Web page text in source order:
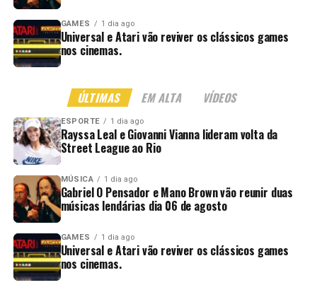
GAMES 1 dia ago
Universal e Atari vão reviver os clássicos games
nos cinemas.
ÚLTIMAS EM ALTA VÍDEOS
ESPORTE 1 dia ago
Rayssa Leal e Giovanni Vianna lideram volta da
Street League ao Rio
MÚSICA 1 dia ago
Gabriel O Pensador e Mano Brown vão reunir duas
músicas lendárias dia 06 de agosto
GAMES 1 dia ago
Universal e Atari vão reviver os clássicos games
nos cinemas.